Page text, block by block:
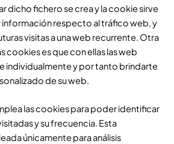
dicho fichero se crea y la cookie sirve
respecto al tráfico web, y
visitas a una web recurrente. Otra
cookies es que con ellas las web
individualmente y por tanto brindarte
de su web.
las cookies para poder identificar
y su frecuencia. Esta
únicamente para análisis